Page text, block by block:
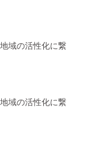
域の活性化に繋
域の活性化に繋